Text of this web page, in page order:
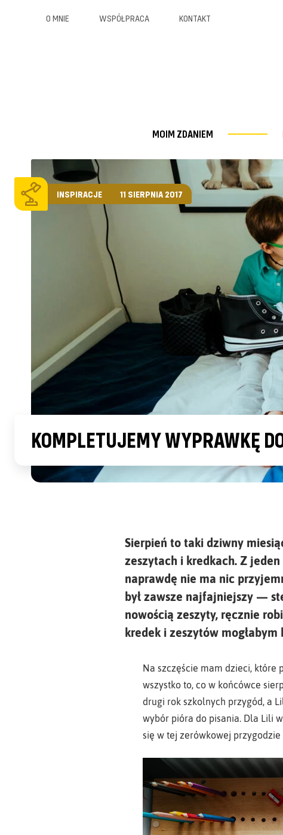
O MNIE WSPÓŁPRACA KONTAKT
MOIM ZDANIEM
INSPIRACJE 11 SIERPNIA 2017
KOMPLETUJEMY WYPRAWKĘ
Sierpień to taki dziwny
zeszytach i kredkach. Z
naprawdę nie ma nic
był zawsze najfajniejszy —
nowością zeszyty, ręcznie
kredek i zeszytów
Na szczęście mam dzieci, które
wszystko to, co w końcówce
drugi rok szkolnych przygód, a
wybór pióra do pisania. Dla Lili
się w tej zerówkowej przygodzie